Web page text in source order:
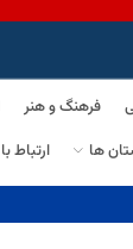
فرهنگ و هنر
ها
ارتباط